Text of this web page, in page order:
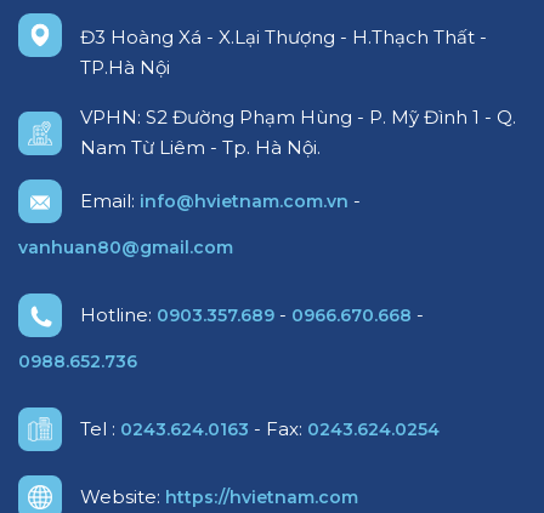
Đ3 Hoàng Xá - X.Lại Thượng - H.Thạch Thất -
TP.Hà Nội
VPHN: S2 Đường Phạm Hùng - P. Mỹ Đình 1 - Q.
Nam Từ Liêm - Tp. Hà Nội.
Email: info@hvietnam.com.vn -
vanhuan80@gmail.com
Hotline: 0903.357.689 - 0966.670.668 -
0988.652.736
Tel : 0243.624.0163 - Fax: 0243.624.0254
Website: https://hvietnam.com